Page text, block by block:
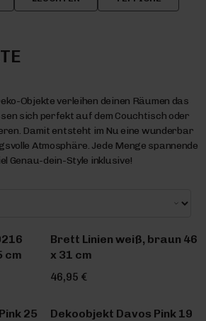
Objekte verleihen deinen Räumen das
sich perfekt auf dem Couchtisch oder
Damit entsteht im Nu eine wunderbar
Atmosphäre. Jede Menge spannende
Genau-dein-Style inklusive!
cm
Brett Linien weiß, braun 46
x 31 cm
46,95 €
Dekoobjekt Davos Pink 19